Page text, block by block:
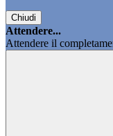
Chiudi
Attendere...
Attendere il